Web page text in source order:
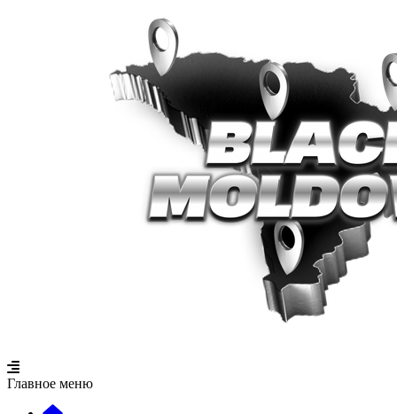
Главное меню